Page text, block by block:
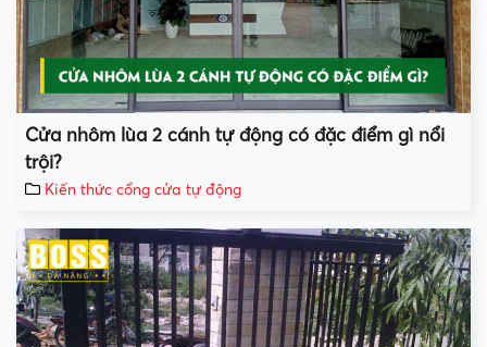
Cửa nhôm lùa 2 cánh tự động có đặc điểm gì nổi
trội?
Kiến thức cổng cửa tự động